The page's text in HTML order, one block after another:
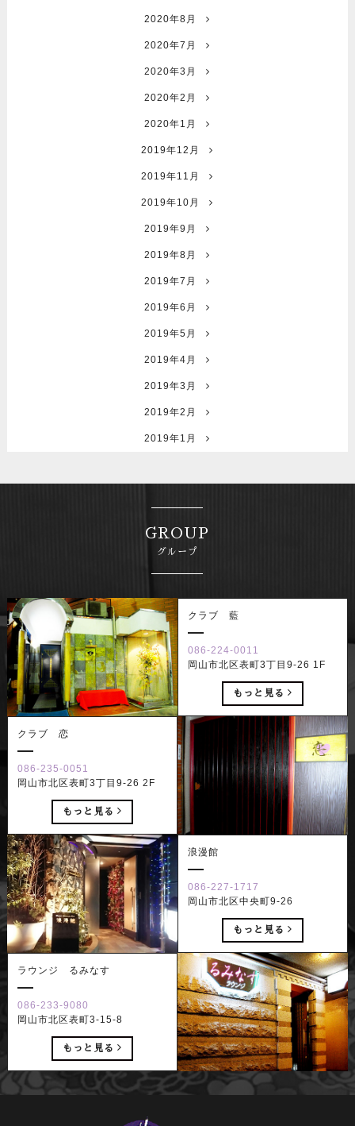
2020年8月
2020年7月
2020年3月
2020年2月
2020年1月
2019年12月
2019年11月
2019年10月
2019年9月
2019年8月
2019年7月
2019年6月
2019年5月
2019年4月
2019年3月
2019年2月
2019年1月
GROUP
グループ
クラブ 藍
086-224-0011
岡山市北区表町3丁目9-26 1F
もっと見る
クラブ 恋
086-235-0051
岡山市北区表町3丁目9-26 2F
もっと見る
浪漫館
086-227-1717
岡山市北区中央町9-26
もっと見る
ラウンジ るみなす
086-233-9080
岡山市北区表町3-15-8
もっと見る